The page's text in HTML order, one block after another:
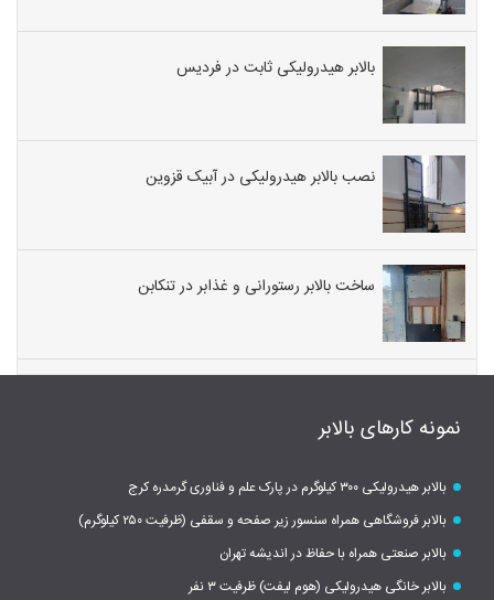
بالابر هیدرولیکی ثابت در فردیس
نصب بالابر هیدرولیکی در آبیک قزوین
ساخت بالابر رستورانی و غذابر در تنکابن
نمونه کارهای بالابر
بالابر هیدرولیکی ۳۰۰ کیلوگرم در پارک علم و فناوری گرمدره کرج
بالابر فروشگاهی همراه سنسور زیر صفحه و سقفی (ظرفیت ۲۵۰ کیلوگرم)
بالابر صنعتی همراه با حفاظ در اندیشه تهران
بالابر خانگی هیدرولیکی (هوم لیفت) ظرفیت ۳ نفر